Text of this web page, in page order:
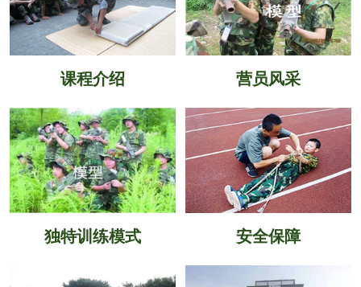
课程介绍 营员风采
独特训练模式 安全保障